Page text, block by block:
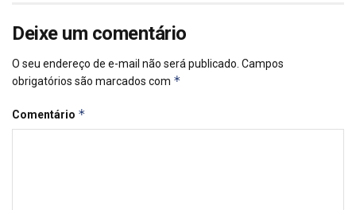
Deixe um comentário
O seu endereço de e-mail não será publicado. Campos
obrigatórios são marcados com *
Comentário *